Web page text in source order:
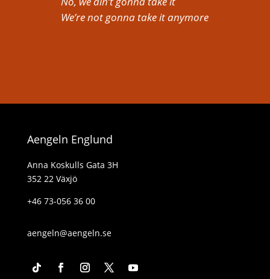
We’re not gonna take it anymore
Aengeln Englund
Anna Koskulls Gata 3H
352 22 Växjö
+46 73-056 36 00
aengeln@aengeln.se